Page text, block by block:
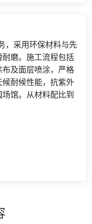
，采用环保材料与先
磨。施工流程包括
及面层喷涂，严格
耐候性能，抗紫外
馆。从材料配比到